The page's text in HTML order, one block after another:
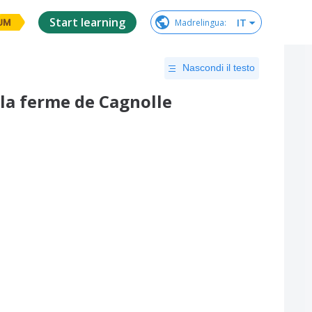
Start learning Madrelingua: IT
Nascondi il testo
ferme de Cagnolle